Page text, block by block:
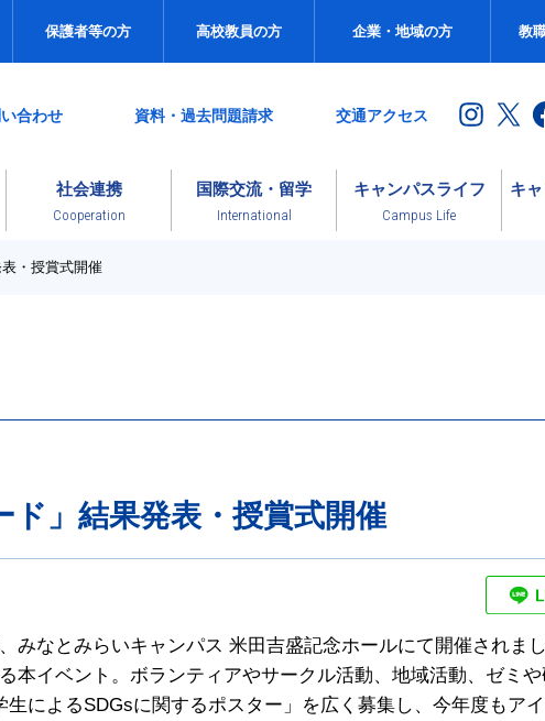
保護者等の方 高校教員の方 企業・地域の方 教
合わせ 資料・過去問題請求 交通アクセス
社会連携
Cooperation
国際交流・留学
International
キャンパスライフ
Campus Life
キ
・授賞式開催
ド」結果発表・授賞式開催
みなとみらいキャンパス 米田吉盛記念ホールにて開催されま
イベント。ボランティアやサークル活動、地域活動、ゼミや
によるSDGsに関するポスター」を広く募集し、今年度もア